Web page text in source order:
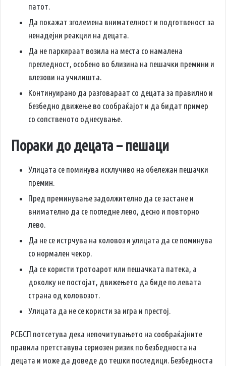
патот.
Да покажат зголемена внимателност и подготвеност за
ненадејни реакции на децата.
Да не паркираат возила на места со намалена
прегледност, особено во близина на пешачки премини и
влезови на училишта.
Континуирано да разговараат со децата за правилно и
безбедно движење во сообраќајот и да бидат пример
со сопственото однесување.
Пораки до децата – пешаци
Улицата се поминува исклучиво на обележан пешачки
премин.
Пред преминување задолжително да се застане и
внимателно да се погледне лево, десно и повторно
лево.
Да не се истрчува на коловоз и улицата да се поминува
со нормален чекор.
Да се користи тротоарот или пешачката патека, а
доколку не постојат, движењето да биде по левата
страна од коловозот.
Улицата да не се користи за игра и престој.
РСБСП потсетува дека непочитувањето на сообраќајните
правила претставува сериозен ризик по безбедноста на
децата и може да доведе до тешки последици. Безбедноста